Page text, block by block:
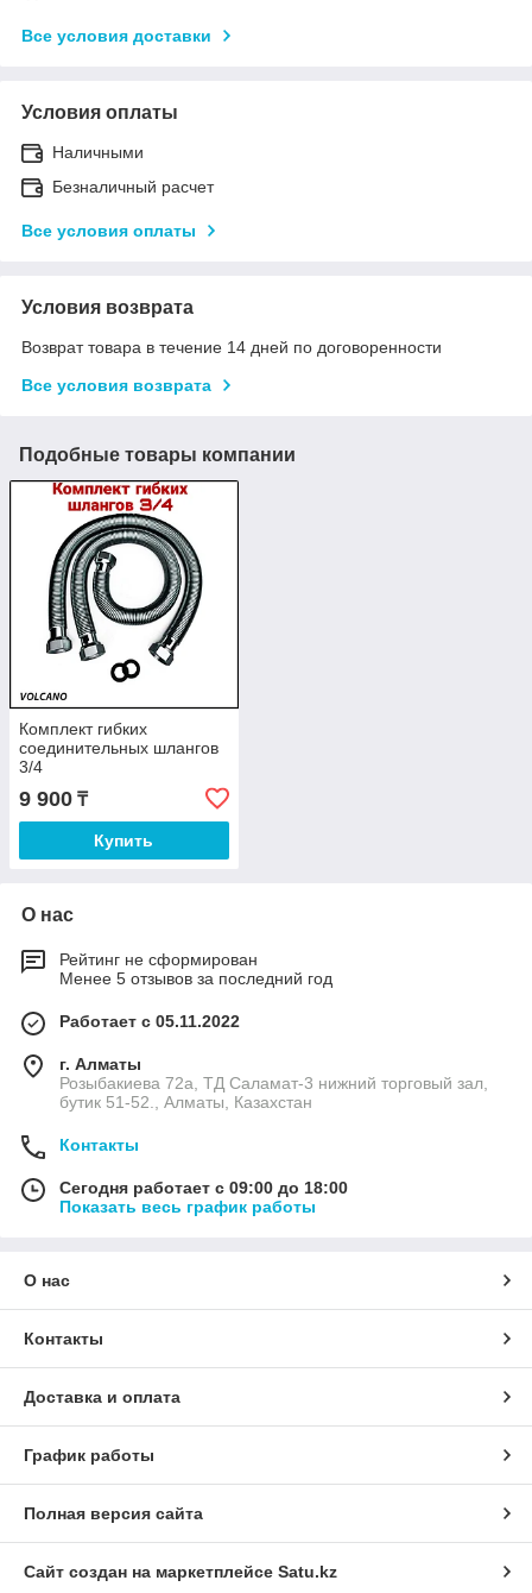
Все условия доставки
Условия оплаты
Наличными
Безналичный расчет
Все условия оплаты
Условия возврата
Возврат товара в течение 14 дней по договоренности
Все условия возврата
Подобные товары компании
Комплект гибких
соединительных шлангов
3/4
9 900 ₸
Купить
О нас
Рейтинг не сформирован
Менее 5 отзывов за последний год
Работает с 05.11.2022
г. Алматы
Розыбакиева 72а, ТД Саламат-3 нижний торговый зал,
бутик 51-52., Алматы, Казахстан
Контакты
Сегодня работает с 09:00 до 18:00
Показать весь график работы
О нас
Контакты
Доставка и оплата
График работы
Полная версия сайта
Сайт создан на маркетплейсе Satu.kz